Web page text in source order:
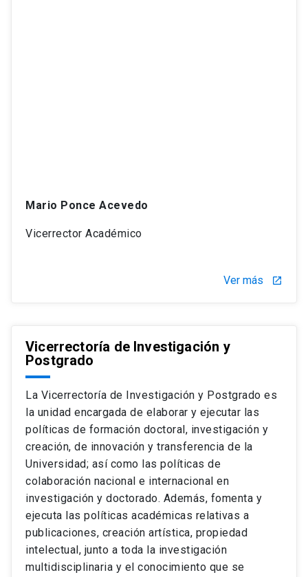
Mario Ponce Acevedo
Vicerrector Académico
Ver más launch
Vicerrectoría de Investigación y
Postgrado
La Vicerrectoría de Investigación y Postgrado es
la unidad encargada de elaborar y ejecutar las
políticas de formación doctoral, investigación y
creación, de innovación y transferencia de la
Universidad; así como las políticas de
colaboración nacional e internacional en
investigación y doctorado. Además, fomenta y
ejecuta las políticas académicas relativas a
publicaciones, creación artística, propiedad
intelectual, junto a toda la investigación
multidisciplinaria y el conocimiento que se